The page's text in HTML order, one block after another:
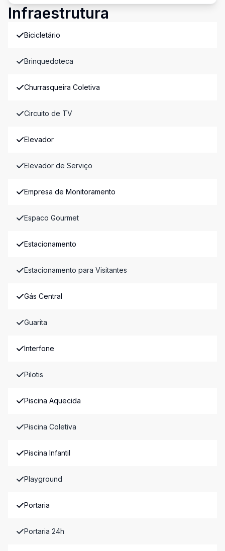
Infraestrutura
Bicicletário
Brinquedoteca
Churrasqueira Coletiva
Circuito de TV
Elevador
Elevador de Serviço
Empresa de Monitoramento
Espaco Gourmet
Estacionamento
Estacionamento para Visitantes
Gás Central
Guarita
Interfone
Pilotis
Piscina Aquecida
Piscina Coletiva
Piscina Infantil
Playground
Portaria
Portaria 24h